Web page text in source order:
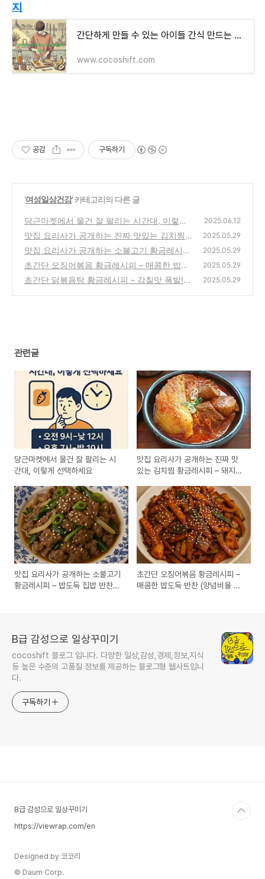
지
간단하게 만들 수 있는 아이들 간식 만드는 법 20가지
www.cocoshift.com
공감 구독하기
'여성일상건강' 카테고리의 다른 글
당근마켓에서 물건 잘 팔리는 시간대, 이렇게
선택하세요
(1)
2025.06.12
맛집 요리사가 공개하는 진짜 맛있는 김치찜
황금레시피 – 돼지고기와 묵은지의 깊은 맛!
(2)
2025.05.29
맛집 요리사가 공개하는 소불고기 황금레시피
– 밥도둑 집밥 반찬 (양념비율 완전공개)
(1)
2025.05.29
초간단 오징어볶음 황금레시피 – 매콤한 밥도
둑 반찬 (양념비율 공개)
(0)
2025.05.29
초간단 닭볶음탕 황금레시피 – 감칠맛 폭발!
2025.05.29
관련글
당근마켓에서 물건 잘 팔리는 시
간대, 이렇게 선택하세요
맛집 요리사가 공개하는 진짜 맛
있는 김치찜 황금레시피 – 돼지고
맛집 요리사가 공개하는 소불고기
황금레시피 – 밥도둑 집밥 반찬
초간단 오징어볶음 황금레시피 –
매콤한 밥도둑 반찬 (양념비율 공
B급 감성으로 일상꾸미기
cocoshift 블로그 입니다. 다양한 일상,감성,경제,정보,지식
등 높은 수준의 고품질 정보를 제공하는 블로그형 웹사트입니
다.
구독하기
B급 감성으로 일상꾸미기
https://viewrap.com/en
Designed by 코코리
© Daum Corp.